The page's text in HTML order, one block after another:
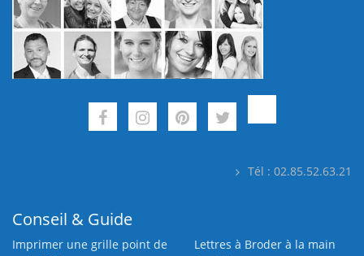
Tél : 02.85.52.63.21
Conseil & Guide
Imprimer une grille point de
Lettres à Broder à la main